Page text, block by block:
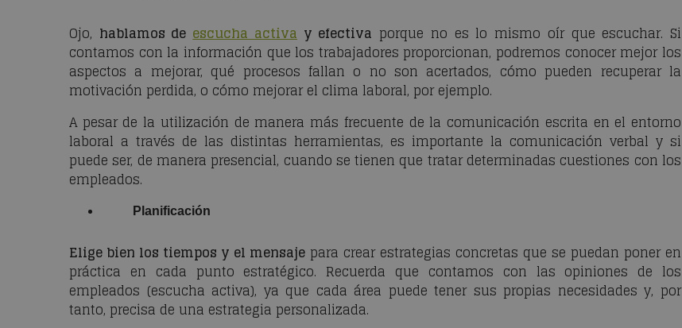
Ojo, hablamos deescucha activay efectiva porque no es lo mismo oír que escuchar. Si
contamos con la información que los trabajadores proporcionan, podremos conocer mejor los
aspectos a mejorar, qué procesos fallan o no son acertados, cómo pueden recuperar la
motivación perdida, o cómo mejorar el clima laboral, por ejemplo.
A pesar de la utilización de manera más frecuente de la comunicación escrita en el entorno
laboral a través de las distintas herramientas, es importante la comunicación verbal y si
puede ser, de manera presencial, cuando se tienen que tratar determinadas cuestiones con los
empleados.
Planificación
Elige bien los tiempos y el mensaje para crear estrategias concretas que se puedan poner en
práctica en cada punto estratégico. Recuerda que contamos con las opiniones de los
empleados (escucha activa), ya que cada área puede tener sus propias necesidades y, por
tanto, precisa de una estrategia personalizada.